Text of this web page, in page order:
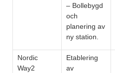
– Bollebygd
och
planering av
ny station.
Nordic
Way2
Etablering
av